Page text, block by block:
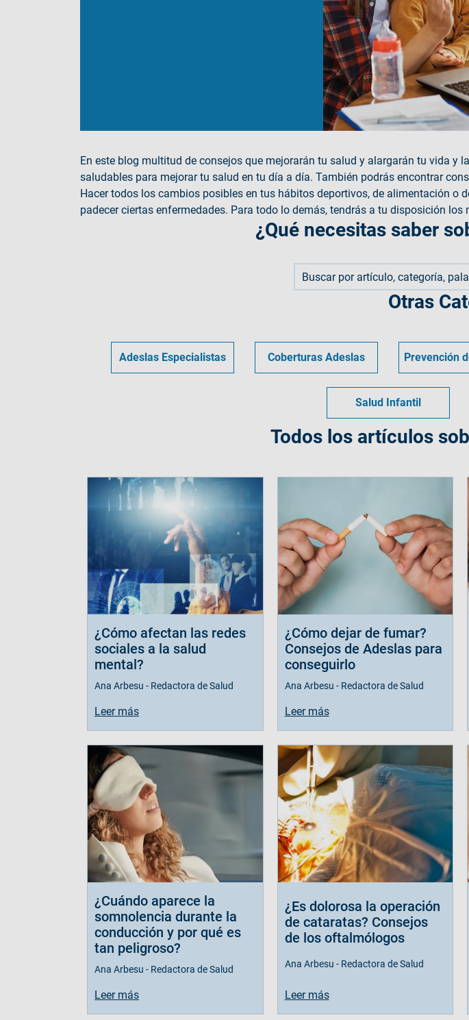
En este blog multitud de consejos que mejorarán tu salud y alargarán tu vida y
saludables para mejorar tu salud en tu día a día. También podrás encontrar
Hacer todos los cambios posibles en tus hábitos deportivos, de alimentación o
padecer ciertas enfermedades. Para todo lo demás, tendrás a tu disposición
¿Qué necesitas saber
Otras
Adeslas Especialistas Coberturas Adeslas Prevención
Salud Infantil
Todos los artículos
¿Cómo afectan las redes
sociales a la salud
mental?
Ana Arbesu - Redactora de Salud
Leer más
¿Cómo dejar de fumar?
Consejos de Adeslas para
conseguirlo
Ana Arbesu - Redactora de Salud
Leer más
¿Cuándo aparece la
somnolencia durante la
conducción y por qué es
tan peligroso?
Ana Arbesu - Redactora de Salud
Leer más
¿Es dolorosa la operación
de cataratas? Consejos
de los oftalmólogos
Ana Arbesu - Redactora de Salud
Leer más